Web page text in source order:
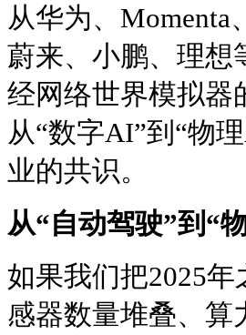
从华为、
蔚来、小鹏、理想
经网络世界模拟器
从“数字AI”到“物
业的共识。
从“自动驾驶”到“
如果我们把2025
感器数量堆叠、